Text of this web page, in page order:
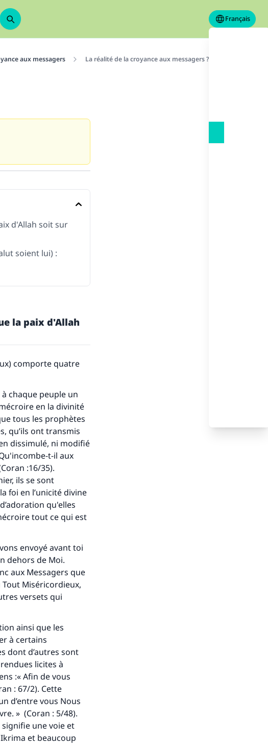
Français
aux messagers La réalité de la croyance aux messagers ?
d'Allah soit sur
soient lui) :
la paix d'Allah
comporte quatre
à chaque peuple un
en la divinité
tous les prophètes
qu’ils ont transmis
dissimulé, ni modifié
t-il aux
:16/35).
ils se sont
foi en l’unicité divine
qu'elles
tout ce qui est
envoyé avant toi
dehors de Moi.
aux Messagers que
Miséricordieux,
versets qui
ainsi que les
à certains
dont d’autres sont
licites à
:« Afin de vous
: 67/2). Cette
d’entre vous Nous
» (Coran : 5/48).
signifie une voie et
et beaucoup